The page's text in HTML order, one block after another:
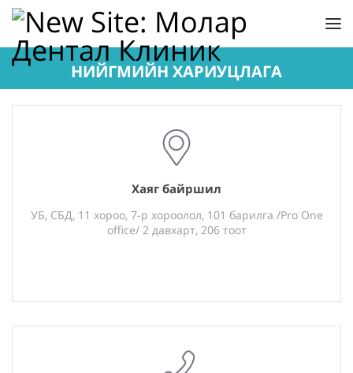
НИЙГМИЙН ХАРИУЦЛАГА
Хаяг байршил
УБ, СБД, 11 хороо, 7-р хороолол, 101 барилга /Pro One
office/ 2 давхарт, 206 тоот